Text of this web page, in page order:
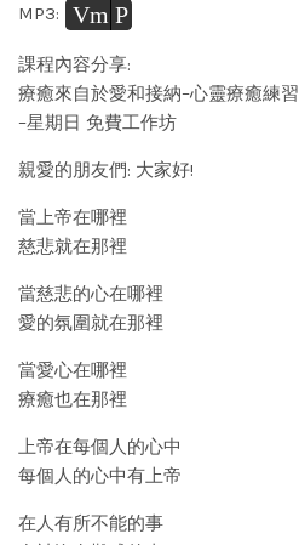
MP3: Vm P
課程內容分享:
療癒來自於愛和接納–心靈療癒練習
–星期日 免費工作坊
親愛的朋友們: 大家好!
當上帝在哪裡
慈悲就在那裡
當慈悲的心在哪裡
愛的氛圍就在那裡
當愛心在哪裡
療癒也在那裡
上帝在每個人的心中
每個人的心中有上帝
在人有所不能的事